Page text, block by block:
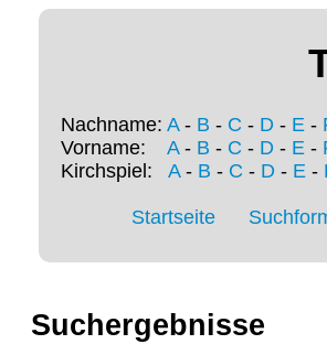
Nachname: A- B - C - D - E -
Vorname: A- B - C - D - E -
Kirchspiel: A- B - C - D- E-
Startseite
Suchergebnisse